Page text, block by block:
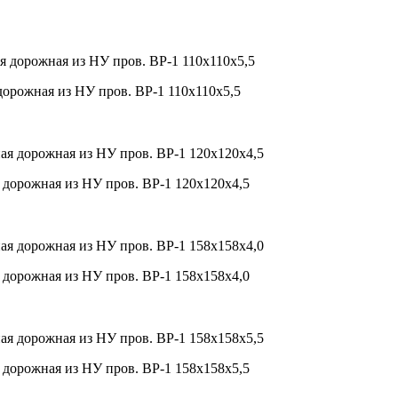
из НУ пров. ВР-1 110х110х5,5
дорожная из НУ пров. ВР-1 120х120х4,5
дорожная из НУ пров. ВР-1 158х158х4,0
дорожная из НУ пров. ВР-1 158х158х5,5